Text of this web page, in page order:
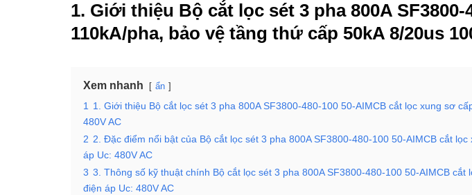
1. Giới thiệu Bộ cắt lọc sét 3 pha 800A
110kA/pha, bảo vệ tầng thứ cấp 50kA 8/20us
Xem nhanh ẩn
1
1. Giới thiệu Bộ cắt lọc sét 3 pha 800A SF3800-480-100 50-AIMCB cắt lọc xung sơ
480V AC
2 2. Đặc điểm nổi bật của Bộ cắt lọc sét 3 pha 800A SF3800-480-100 50-AIMCB cắt
áp Uc: 480V AC
3 3. Thông số kỹ thuật chính Bộ cắt lọc sét 3 pha 800A SF3800-480-100 50-AIMCB
điện áp Uc: 480V AC